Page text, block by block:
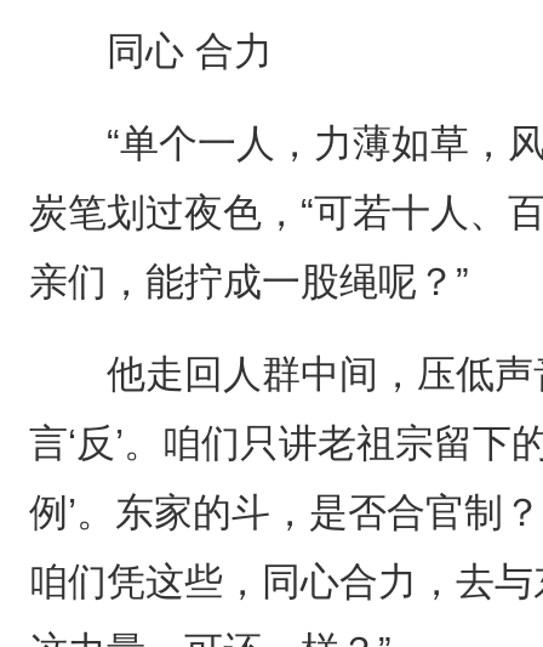
同心 合力
“单个一人，力薄如草，风
炭笔划过夜色，“可若十人、
亲们，能拧成一股绳呢？”
他走回人群中间，压低声
言‘反’。咱们只讲老祖宗留下
例’。东家的斗，是否合官制
咱们凭这些，同心合力，去